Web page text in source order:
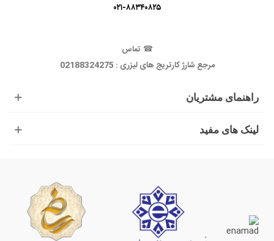
راهنمای مشتریان
لینک های مفید
۰۲۱-۸۸۳۴۰۸۲۵
☎ تماس
مرجع شارژ کارتریج های لیزری : 02188324275